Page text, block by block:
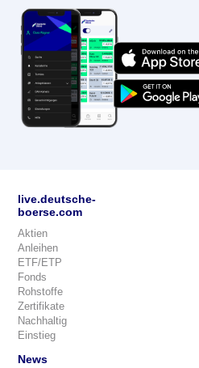
live.deutsche-
boerse.com
Aktien
Anleihen
ETF/ETP
Fonds
Rohstoffe
Zertifikate
Nachhaltig
Einstieg
News